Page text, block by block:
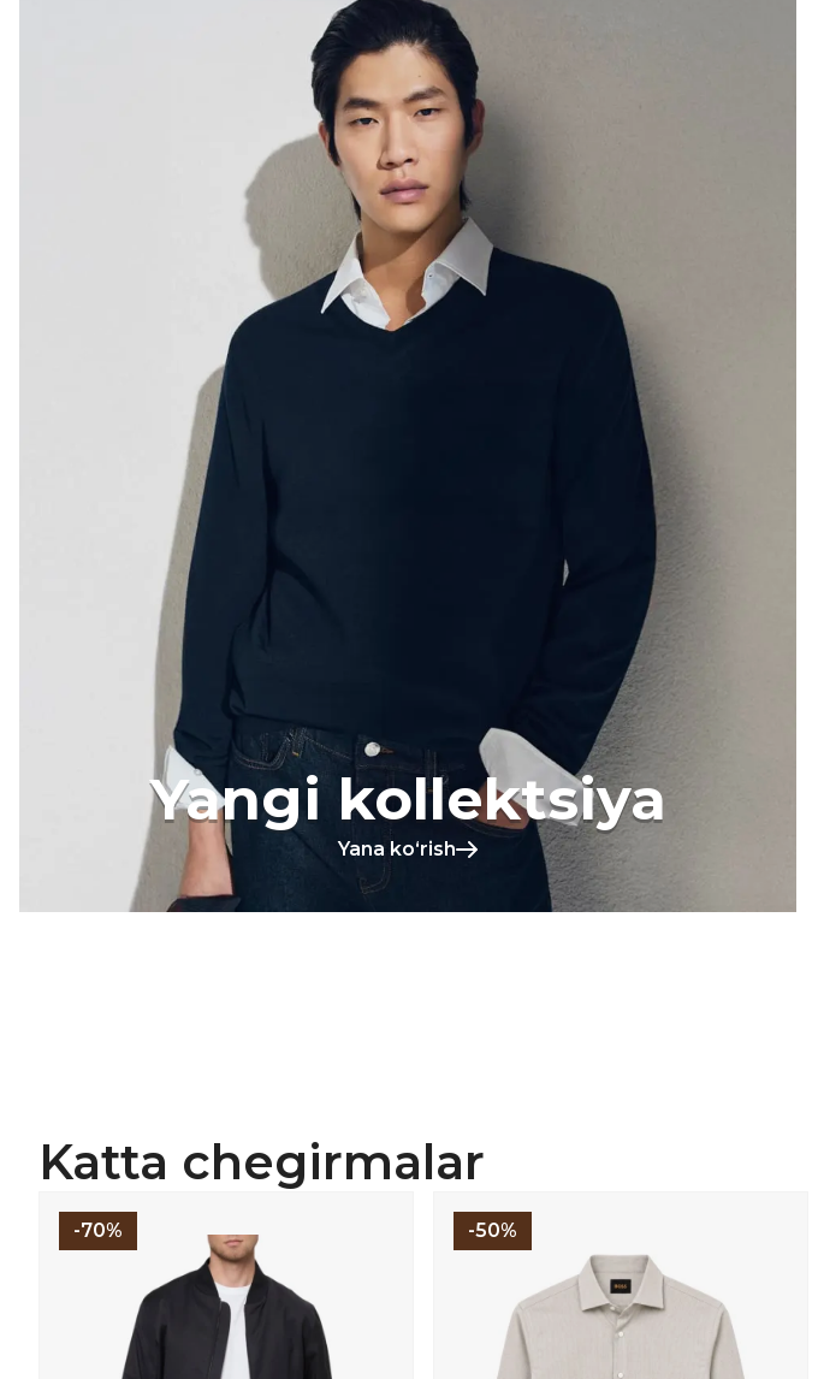
Yangi kollektsiya
Yana koʻrish
Katta chegirmalar
-70% -50%